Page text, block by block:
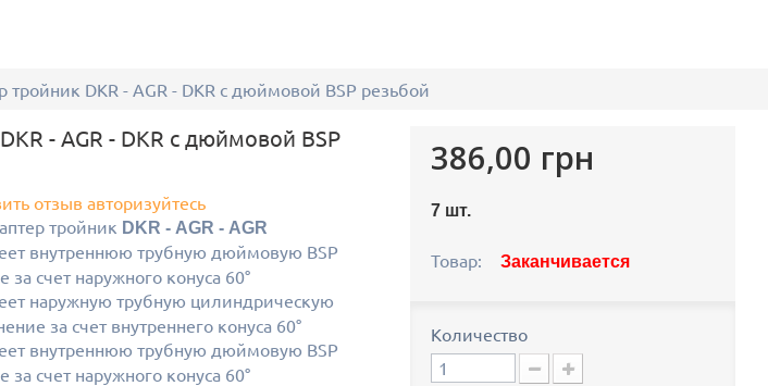
тройник DKR - AGR - DKR с дюймовой BSP резьбой
- AGR - DKR с дюймовой BSP
отзыв авторизуйтесь
тройник DKR - AGR - AGR
внутреннюю трубную дюймовую BSP
за счет наружного конуса 60°
наружную трубную цилиндрическую
за счет внутреннего конуса 60°
внутреннюю трубную дюймовую BSP
за счет наружного конуса 60°
386,00 грн
7 шт.
Товар: Заканчивается
Количество